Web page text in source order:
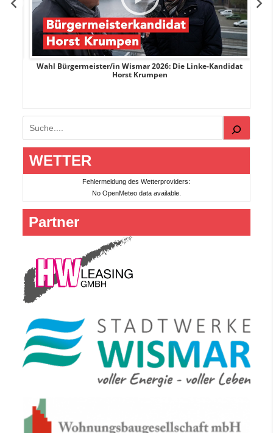
Wahl Bürgermeister/in Wismar 2026: Die Linke-Kandidat
Horst Krumpen
Suchen
WETTER
Fehlermeldung des Wetterproviders:
No OpenMeteo data available.
Partner